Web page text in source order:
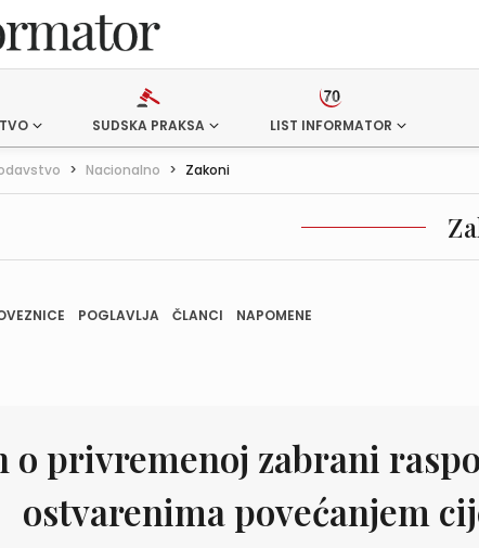
SUDSKA PRAKSA LIST INFORMATOR
> Nacionalno > Zakoni
POGLAVLJA ČLANCI NAPOMENE
o privremenoj zabrani
ostvarenima povećanjem